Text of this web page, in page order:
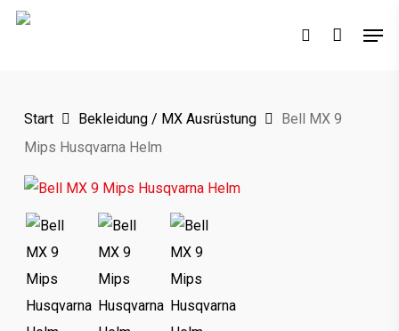
Skip
search
Start Bekleidung / MX Ausrüstung
Bell MX 9
Mips Husqvarna Helm